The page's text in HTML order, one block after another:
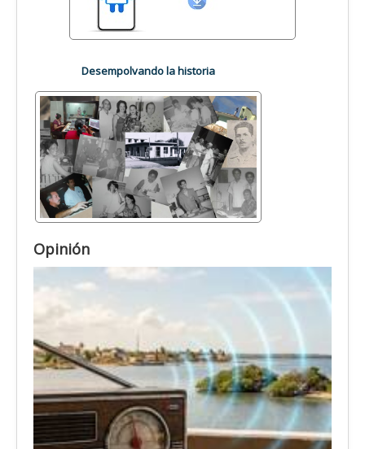
Desempolvando la historia
Opinión